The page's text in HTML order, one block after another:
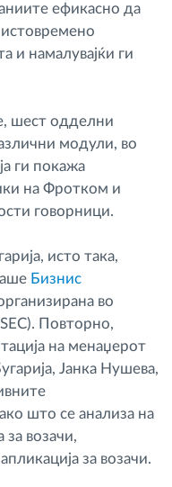
ефикасно да
и намалувајќи ги
шест одделни
модули, во
ги покажа
на Фротком и
говорници.
исто така,
Бизнис
во
Повторно,
на менаџерот
Јанка Нушева,
што се анализа на
возачи,
за возачи.